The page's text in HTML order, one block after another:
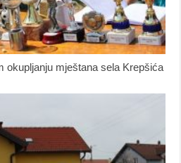
okupljanju mještana sela Krepšića